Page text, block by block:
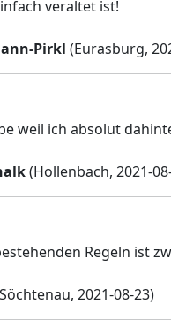
veraltet ist!
Pirkl (Eurasburg,
weil ich absolut
(Hollenbach, 2021-
Regeln ist
2021-08-23)